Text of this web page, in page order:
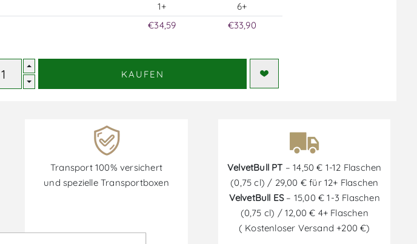
1+
6+
€34,59 €33,90
KAUFEN
Transport 100% versichert
und spezielle Transportboxen
VelvetBull PT – 14,50 € 1-12 Flaschen
(0,75 cl) / 29,00 € für 12+ Flaschen
VelvetBull ES– 15,00 € 1-3 Flaschen
(0,75 cl) / 12,00 € 4+ Flaschen
( Kostenloser Versand +200 €)